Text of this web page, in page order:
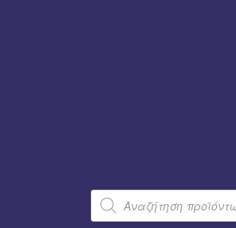
Products
search